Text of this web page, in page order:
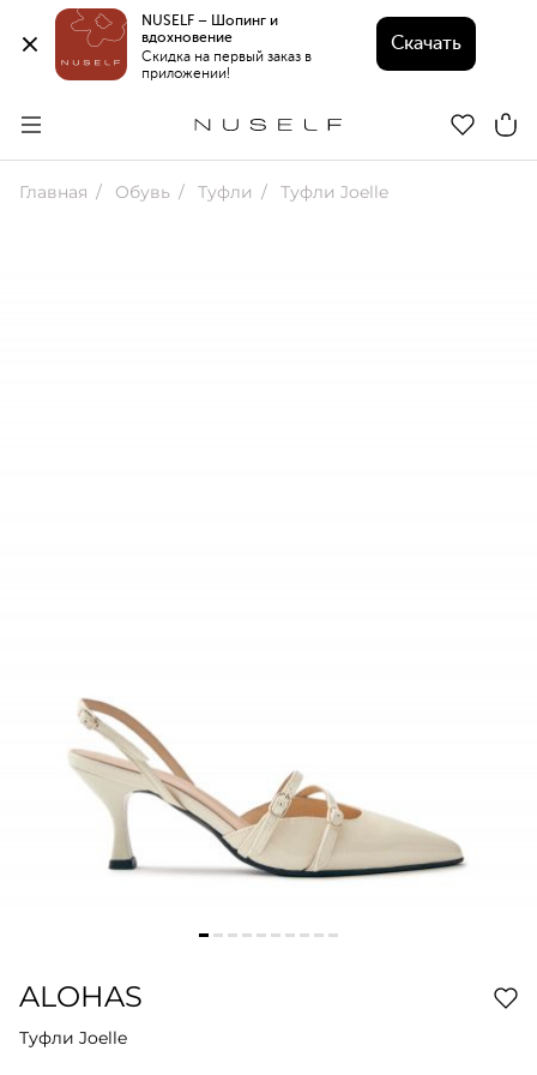
NUSELF – Шопинг и
вдохновение
Скидка на первый заказ в
приложении!
Скачать
Главная Обувь Туфли Туфли Joelle
ALOHAS
Туфли Joelle